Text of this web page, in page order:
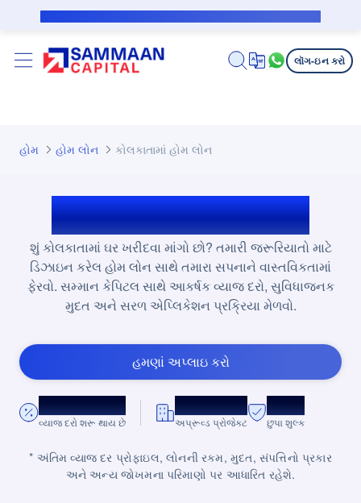
મુખ્ય કન્ટેન્ટ પર જાઓ
લૉગ-ઇન કરો
હોમ હોમ લોન કોલકાતામાં હોમ લોન
કોલકાતામાં હોમ લોન
શું કોલકાતામાં ઘર ખરીદવા માંગો છો? તમારી જરૂરિયાતો માટે
ડિઝાઇન કરેલ હોમ લોન સાથે તમારા સપનાને વાસ્તવિકતામાં
ફેરવો. સમ્માન કેપિટલ સાથે આકર્ષક વ્યાજ દરો, સુવિધાજનક
મુદત અને સરળ એપ્લિકેશન પ્રક્રિયા મેળવો.
હમણાં અપ્લાઇ કરો
*8.75% વાર્ષિક.
વ્યાજ દરો શરૂ થાય છે
10,000+
અપ્રૂવ્ડ પ્રોજેક્ટ
શૂન્ય
છુપા શુલ્ક
* અંતિમ વ્યાજ દર પ્રોફાઇલ, લોનની રકમ, મુદત, સંપત્તિનો પ્રકાર
અને અન્ય જોખમના પરિમાણો પર આધારિત રહેશે.